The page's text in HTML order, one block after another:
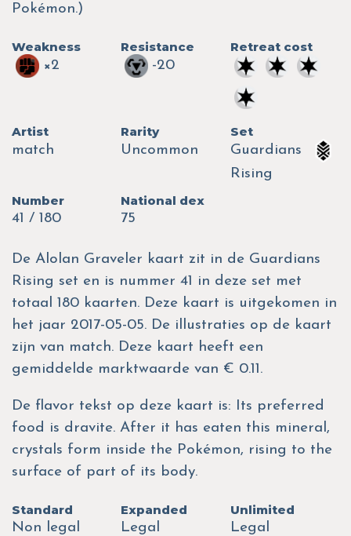
Pokémon.)
Weakness
×2
Resistance
-20
Retreat cost
Artist
match
Rarity
Uncommon
Set
Guardians
Rising
Number
41 / 180
National dex
75
De Alolan Graveler kaart zit in de Guardians
Rising set en is nummer 41 in deze set met
totaal 180 kaarten. Deze kaart is uitgekomen in
het jaar 2017-05-05. De illustraties op de kaart
zijn van match. Deze kaart heeft een
gemiddelde marktwaarde van € 0.11.
De flavor tekst op deze kaart is: Its preferred
food is dravite. After it has eaten this mineral,
crystals form inside the Pokémon, rising to the
surface of part of its body.
Standard
Non legal
Expanded
Legal
Unlimited
Legal